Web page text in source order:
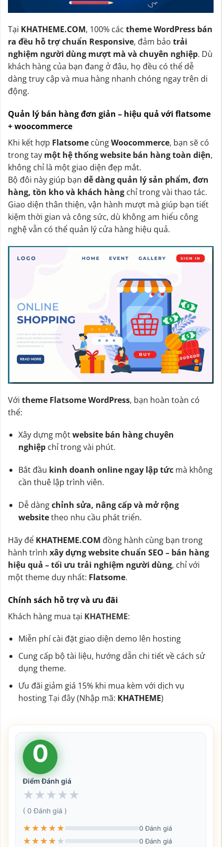
Tại KHATHEME.COM, 100% các theme WordPress bán
ra đều hỗ trợ chuẩn Responsive, đảm bảo trải
nghiệm người dùng mượt mà và chuyên nghiệp. Dù
khách hàng của bạn đang ở đâu, họ đều có thể dễ
dàng truy cập và mua hàng nhanh chóng ngay trên di
động.
Quản lý bán hàng đơn giản – hiệu quả với flatsome
+ woocommerce
Khi kết hợp Flatsome cùngWoocommerce, bạn sẽ có
trong tay một hệ thống website bán hàng toàn diện,
không chỉ là một giao diện đẹp mắt.
Bộ đôi này giúp bạn dễ dàng quản lý sản phẩm, đơn
hàng, tồn kho và khách hàng chỉ trong vài thao tác.
Giao diện thân thiện, vận hành mượt mà giúp bạn tiết
kiệm thời gian và công sức, dù không am hiểu công
nghệ vẫn có thể quản lý cửa hàng hiệu quả.
Với theme Flatsome WordPress, bạn hoàn toàn có
thể:
Xây dựng mộtwebsite bán hàng chuyên
nghiệpchỉ trong vài phút.
Bắt đầu kinh doanh online ngay lập tứcmà không
cần thuê lập trình viên.
Dễ dàngchỉnh sửa, nâng cấp và mở rộng
websitetheo nhu cầu phát triển.
Hãy để KHATHEME.COM đồng hành cùng bạn trong
hành trình xây dựng website chuẩn SEO – bán hàng
hiệu quả – tối ưu trải nghiệm người dùng, chỉ với
một theme duy nhất: Flatsome.
Chính sách hỗ trợ và ưu đãi
Khách hàng mua tại KHATHEME:
Miễn phí cài đặt giao diện demo lên hosting
Cung cấp bộ tài liệu, hướng dẫn chi tiết về cách sử
dụng theme.
Ưu đãi giảm giá 15% khi mua kèm với dịch vụ
hostingTại đây(Nhập mã: KHATHEME)
0
Điểm Đánh giá
★ ★ ★ ★ ★
( 0 Đánh giá )
★ ★ ★ ★ ★ 0 Đánh giá
★ ★ ★ ★ ★ 0 Đánh giá